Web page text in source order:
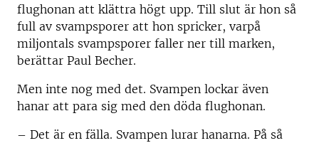
flughonan att klättra högt upp. Till slut är hon så
full av svampsporer att hon spricker, varpå
miljontals svampsporer faller ner till marken,
berättar Paul Becher.
Men inte nog med det. Svampen lockar även
hanar att para sig med den döda flughonan.
– Det är en fälla. Svampen lurar hanarna. På så